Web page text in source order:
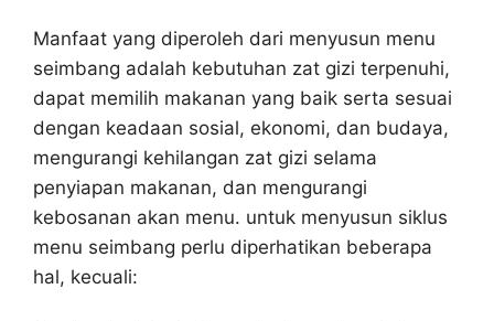
Manfaat yang diperoleh dari menyusun menu
seimbang adalah kebutuhan zat gizi terpenuhi,
dapat memilih makanan yang baik serta sesuai
dengan keadaan sosial, ekonomi, dan budaya,
mengurangi kehilangan zat gizi selama
penyiapan makanan, dan mengurangi
kebosanan akan menu. untuk menyusun siklus
menu seimbang perlu diperhatikan beberapa
hal, kecuali: